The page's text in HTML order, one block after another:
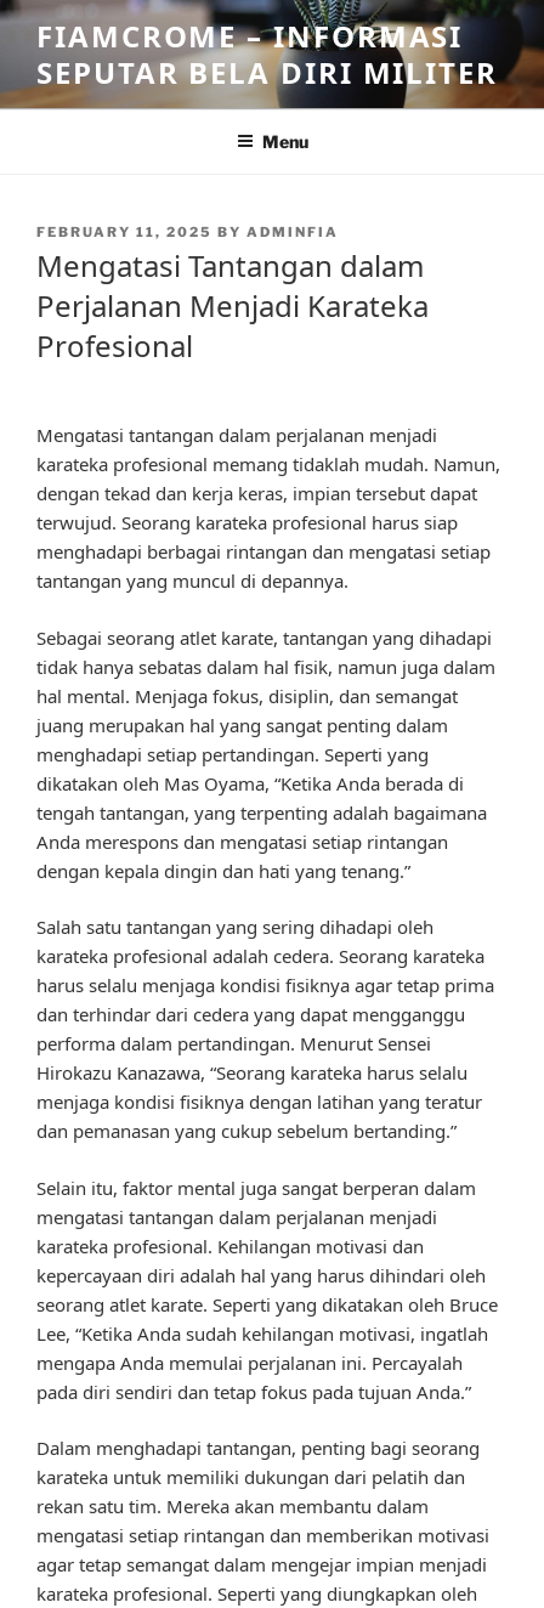
Skip
content
FIAMCROME – INFORMASI
SEPUTAR BELA DIRI MILITER
Menu
POSTED
FEBRUARY 11, 2025 BY ADMINFIA
Mengatasi Tantangan dalam
Perjalanan Menjadi Karateka
Profesional
Mengatasi tantangan dalam perjalanan menjadi
karateka profesional memang tidaklah mudah. Namun,
dengan tekad dan kerja keras, impian tersebut dapat
terwujud. Seorang karateka profesional harus siap
menghadapi berbagai rintangan dan mengatasi setiap
tantangan yang muncul di depannya.
Sebagai seorang atlet karate, tantangan yang dihadapi
tidak hanya sebatas dalam hal fisik, namun juga dalam
hal mental. Menjaga fokus, disiplin, dan semangat
juang merupakan hal yang sangat penting dalam
menghadapi setiap pertandingan. Seperti yang
dikatakan oleh Mas Oyama, “Ketika Anda berada di
tengah tantangan, yang terpenting adalah bagaimana
Anda merespons dan mengatasi setiap rintangan
dengan kepala dingin dan hati yang tenang.”
Salah satu tantangan yang sering dihadapi oleh
karateka profesional adalah cedera. Seorang karateka
harus selalu menjaga kondisi fisiknya agar tetap prima
dan terhindar dari cedera yang dapat mengganggu
performa dalam pertandingan. Menurut Sensei
Hirokazu Kanazawa, “Seorang karateka harus selalu
menjaga kondisi fisiknya dengan latihan yang teratur
dan pemanasan yang cukup sebelum bertanding.”
Selain itu, faktor mental juga sangat berperan dalam
mengatasi tantangan dalam perjalanan menjadi
karateka profesional. Kehilangan motivasi dan
kepercayaan diri adalah hal yang harus dihindari oleh
seorang atlet karate. Seperti yang dikatakan oleh Bruce
Lee, “Ketika Anda sudah kehilangan motivasi, ingatlah
mengapa Anda memulai perjalanan ini. Percayalah
pada diri sendiri dan tetap fokus pada tujuan Anda.”
Dalam menghadapi tantangan, penting bagi seorang
karateka untuk memiliki dukungan dari pelatih dan
rekan satu tim. Mereka akan membantu dalam
mengatasi setiap rintangan dan memberikan motivasi
agar tetap semangat dalam mengejar impian menjadi
karateka profesional. Seperti yang diungkapkan oleh